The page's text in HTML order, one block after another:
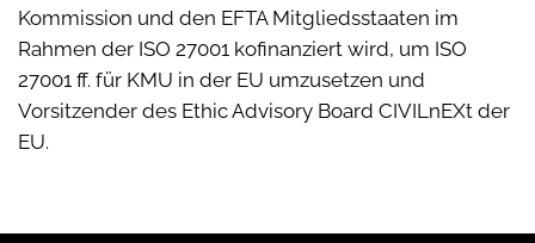
Kommission und den EFTA Mitgliedsstaaten im
Rahmen der ISO 27001 kofinanziert wird, um ISO
27001 ff. für KMU in der EU umzusetzen und
Vorsitzender des Ethic Advisory Board CIVILnEXt der
EU.